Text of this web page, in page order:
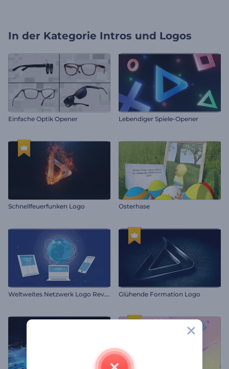
In der Kategorie Intros und Logos
Einfache Optik Opener Lebendiger Spiele-Opener
Schnellfeuerfunken Logo Osterhase
W
eltweites Netzwerk Logo Reveal Glühende Formation Logo